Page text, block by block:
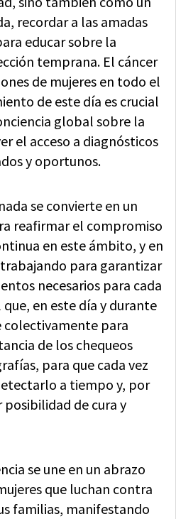
recordar a las amadas
educar sobre la
temprana. El cáncer
de mujeres en todo el
de este día es crucial
global sobre la
el acceso a diagnósticos
y oportunos.
se convierte en un
reafirmar el compromiso
en este ámbito, y en
para garantizar
necesarios para cada
en este día y durante
colectivamente para
de los chequeos
para que cada vez
a tiempo y, por
de cura y
se une en un abrazo
que luchan contra
familias, manifestando